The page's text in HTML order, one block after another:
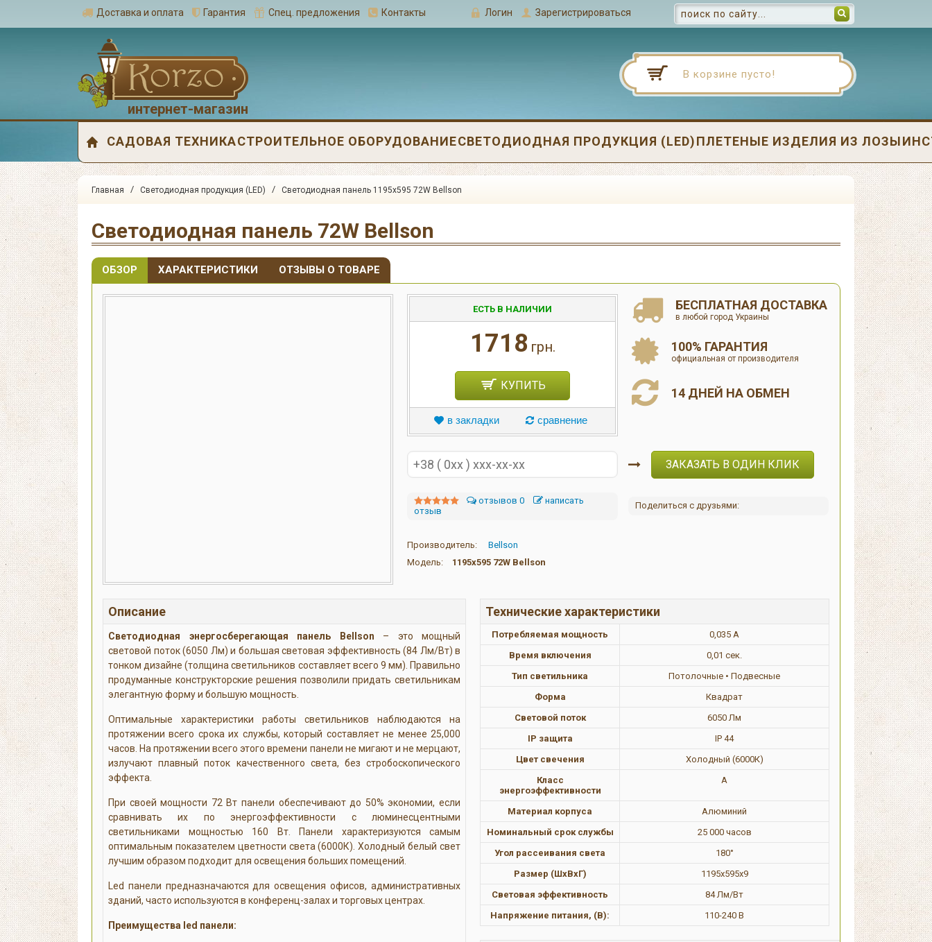
Доставка и оплата Гарантия Спец. предложения Контакты Логин Зарегистрироваться
интернет-магазин
В корзине пусто!
САДОВАЯ ТЕХНИКАСТРОИТЕЛЬНОЕ ОБОРУДОВАНИЕСВЕТОДИОДНАЯ ПРОДУКЦИЯ (LED)ПЛЕТЕНЫЕ ИЗДЕЛИЯ ИЗ ЛОЗЫ
Главная / Светодиодная продукция (LED) / Светодиодная панель 1195х595 72W Bellson
Светодиодная панель 72W Bellson
ОБЗОР ХАРАКТЕРИСТИКИ ОТЗЫВЫ О ТОВАРЕ
ЕСТЬ В НАЛИЧИИ
1718 грн.
КУПИТЬ
в закладки сравнение
БЕСПЛАТНАЯ ДОСТАВКА
в любой город Украины
100% ГАРАНТИЯ
официальная от производителя
14 ДНЕЙ НА ОБМЕН
ЗАКАЗАТЬ В ОДИН КЛИК
отзывов 0
написать
отзыв
Поделиться с друзьями:
Производитель:
Bellson
Модель:
1195х595 72W Bellson
Описание
Светодиодная энергосберегающая панель Bellson – это мощный
световой поток (6050 Лм) и большая световая эффективность (84 Лм/Вт) в
тонком дизайне (толщина светильников составляет всего 9 мм). Правильно
продуманные конструкторские решения позволили придать светильникам
элегантную форму и большую мощность.
Оптимальные характеристики работы светильников наблюдаются на
протяжении всего срока их службы, который составляет не менее 25,000
часов. На протяжении всего этого времени панели не мигают и не мерцают,
излучают плавный поток качественного света, без стробоскопического
эффекта.
При своей мощности 72 Вт панели обеспечивают до 50% экономии, если
сравнивать их по энергоэффективности с люминесцентными
светильниками мощностью 160 Вт. Панели характеризуются самым
оптимальным показателем цветности света (6000К). Холодный белый свет
лучшим образом подходит для освещения больших помещений.
Led панели предназначаются для освещения офисов, административных
зданий, часто используются в конференц-залах и торговых центрах.
Преимущества led панели:
Технические характеристики
Потребляемая мощность
0,035 А
Время включения
0,01 сек.
Тип светильника
Потолочные • Подвесные
Форма
Квадрат
Световой поток
6050 Лм
IP защита
IP 44
Цвет свечения
Холодный (6000К)
Класс
энергоэффективности
А
Материал корпуса
Алюминий
Номинальный срок службы
25 000 часов
Угол рассеивания света
180°
Размер (ШхВхГ)
1195х595х9
Световая эффективность
84 Лм/Вт
Напряжение питания, (В):
110-240 В